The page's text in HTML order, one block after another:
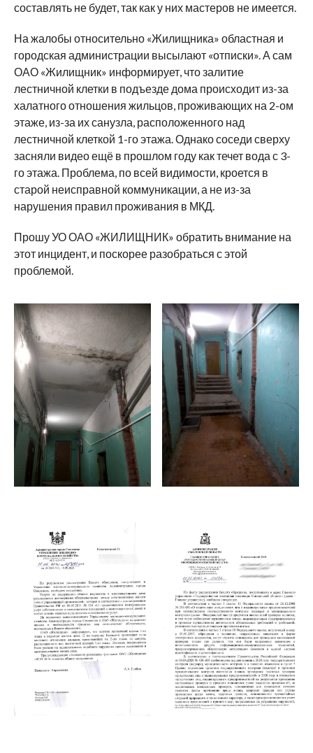
составлять не будет, так как у них мастеров не имеется.
На жалобы относительно «Жилищника» областная и
городская администрации высылают «отписки». А сам
ОАО «Жилищник» информирует, что залитие
лестничной клетки в подъезде дома происходит из-за
халатного отношения жильцов, проживающих на 2-ом
этаже, из-за их санузла, расположенного над
лестничной клеткой 1-го этажа. Однако соседи сверху
засняли видео ещё в прошлом году как течет вода с 3-
го этажа. Проблема, по всей видимости, кроется в
старой неисправной коммуникации, а не из-за
нарушения правил проживания в МКД.
Прошу УО ОАО «ЖИЛИЩНИК» обратить внимание на
этот инцидент, и поскорее разобраться с этой
проблемой.